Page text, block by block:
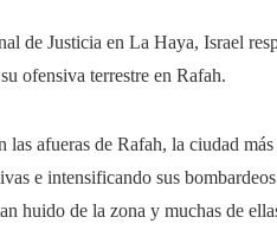
de Justicia en La Haya, Israel
ofensiva terrestre en Rafah.
las afueras de Rafah, la ciudad
e intensificando sus
huido de la zona y muchas de